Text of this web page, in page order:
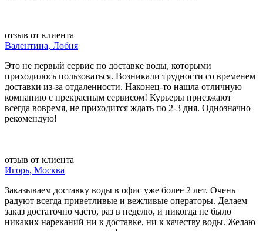
отзыв от клиента
Валентина, Лобня
Это не первый сервис по доставке воды, которыми
приходилось пользоваться. Возникали трудности со временем
доставки из-за отдаленности. Наконец-то нашла отличную
компанию с прекрасным сервисом! Курьеры приезжают
всегда вовремя, не приходится ждать по 2-3 дня. Однозначно
рекомендую!
отзыв от клиента
Игорь, Москва
Заказываем доставку воды в офис уже более 2 лет. Очень
радуют всегда приветливые и вежливые операторы. Делаем
заказ достаточно часто, раз в неделю, и никогда не было
никаких нареканий ни к доставке, ни к качеству воды. Желаю